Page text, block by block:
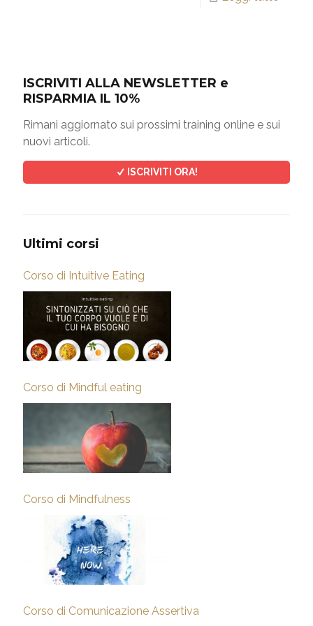
ISCRIVITI ALLA NEWSLETTER e
RISPARMIA IL 10%
Rimani aggiornato sui prossimi training online e sui
nuovi articoli.
ISCRIVITI ORA!
Ultimi corsi
Corso di Intuitive Eating
Corso di Mindful eating
Corso di Mindfulness
Corso di Comunicazione Assertiva